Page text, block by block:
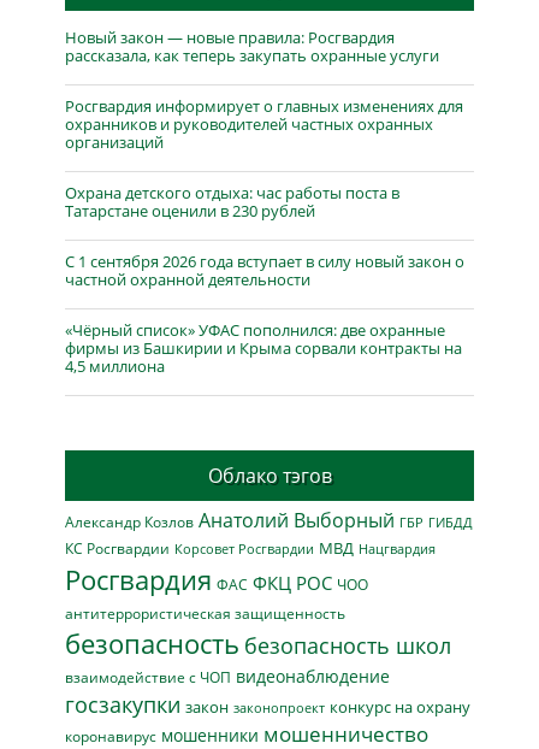
Новый закон — новые правила: Росгвардия
рассказала, как теперь закупать охранные услуги
Росгвардия информирует о главных изменениях для
охранников и руководителей частных охранных
организаций
Охрана детского отдыха: час работы поста в
Татарстане оценили в 230 рублей
С 1 сентября 2026 года вступает в силу новый закон о
частной охранной деятельности
«Чёрный список» УФАС пополнился: две охранные
фирмы из Башкирии и Крыма сорвали контракты на
4,5 миллиона
Облако тэгов
Александр Козлов Анатолий Выборный ГБР ГИБДД
КС Росгвардии Корсовет Росгвардии МВД Нацгвардия
Росгвардия ФАС ФКЦ РОС ЧОО
антитеррористическая защищенность
безопасность безопасность школ
взаимодействие с ЧОП видеонаблюдение
госзакупки закон законопроект конкурс на охрану
коронавирус мошенники мошенничество